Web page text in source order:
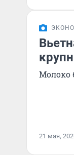
Молоко
21 мая,